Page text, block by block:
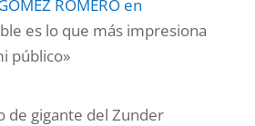
ROMEROen
es lo que más impresiona
público»
de gigante del Zunder